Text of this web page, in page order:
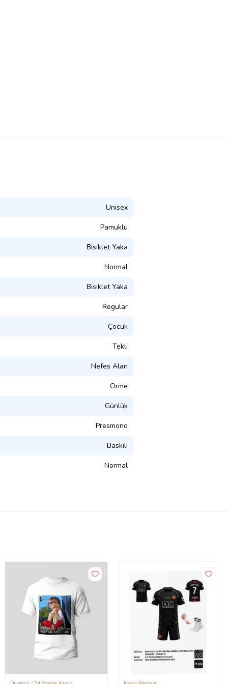
Unisex
Pamuklu
Bisiklet Yaka
Normal
Bisiklet Yaka
Regular
Çocuk
Tekli
Nefes Alan
Örme
Günlük
Presmono
Baskılı
Normal